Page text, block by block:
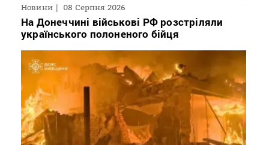
Новини 08 Серпня 2026
На Донеччині військові РФ розстріляли
українського полоненого бійця